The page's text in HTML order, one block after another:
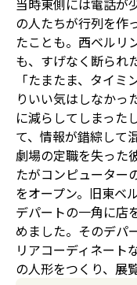
当時東側には電話が
の人たちが行列を作
たことも。西ベルリ
も、すげなく断られ
「たまたま、タイ
りいい気はしなかっ
に減らしてしまった
て、情報が錯綜して
劇場の定職を失った
たがコンピューター
をオープン。旧東ベ
デパートの一角に店
めました。そのデパ
リアコーディネート
の人形をつくり、展